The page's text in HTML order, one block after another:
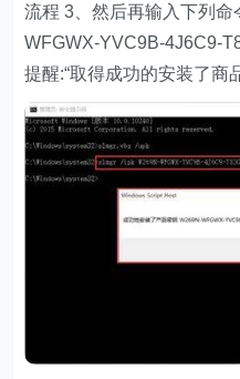
流程 3、然后再输入下列命
WFGWX-YVC9B-4J6C9-
提醒:“取得成功的安装了商